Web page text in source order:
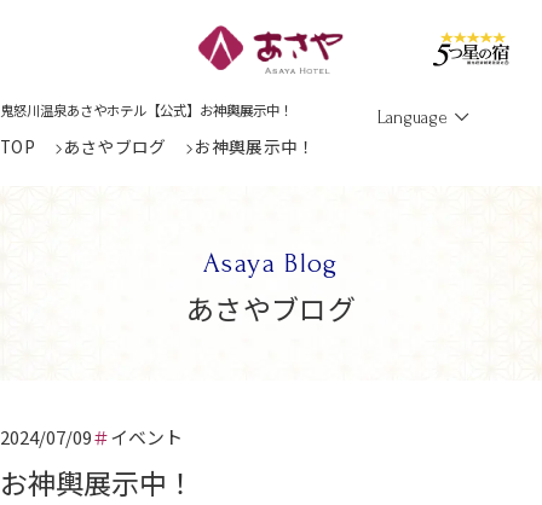
鬼怒川温泉あさやホテル【公式】お神輿展示中！ Language
TOP あさやブログ お神輿展示中！
Asaya Blog
あさやブログ
2024/07/09 イベント
お神輿展示中！